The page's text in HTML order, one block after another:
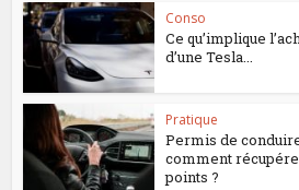
Conso
Ce qu’implique
d’une Tesla...
Pratique
Permis de
comment
points ?